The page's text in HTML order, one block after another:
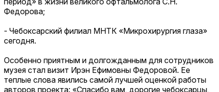
Федорова;
- Чебоксарский филиал МНТК «Микрохирургия глаза»
сегодня.
Особенно приятным и долгожданным для сотрудников
музея стал визит Ирэн Ефимовны Федоровой. Ее
теплые слова явились самой лучшей оценкой работы
авторов проекта: «Спасибо вам, дорогие чебоксарцы,